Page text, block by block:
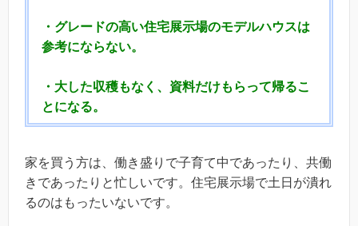
・グレードの高い住宅展示場のモデルハウスは
参考にならない。
・大した収穫もなく、資料だけもらって帰るこ
とになる。
家を買う方は、働き盛りで子育て中であったり、共働
きであったりと忙しいです。住宅展示場で土日が潰れ
るのはもったいないです。